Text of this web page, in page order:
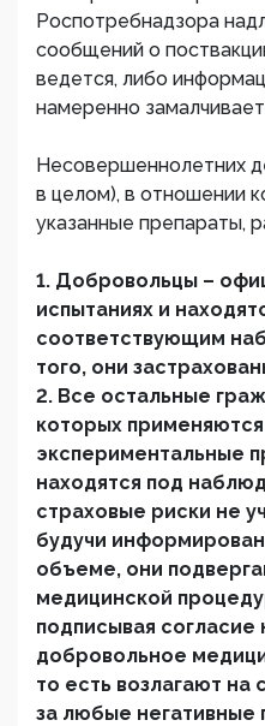
Роспотребнадзора
сообщений о
ведется, либо
намеренно
Несовершеннолетних
в целом), в отношении
указанные препараты,
1. Добровольцы –
испытаниях и
соответствующим
того, они
2. Все остальные
которых
экспериментальные
находятся под
страховые риски не
будучи
объеме, они
медицинской
подписывая
добровольное
то есть возлагают на
за любые негативные